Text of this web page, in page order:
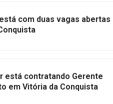
com duas vagas abertas
está contratando Gerente
em Vitória da Conquista